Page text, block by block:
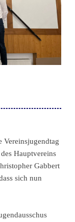
Vereinsjugendtag
Hauptvereins
Gabbert
sich nun